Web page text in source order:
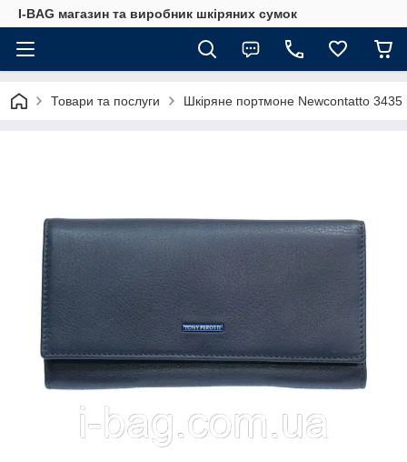
I-BAG магазин та виробник шкіряних сумок
Товари та послуги Шкіряне портмоне Newcontatto 3435